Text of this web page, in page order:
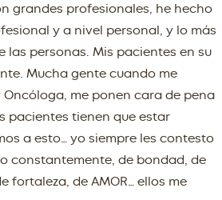
grandes profesionales, he hecho
y a nivel personal, y lo más
personas. Mis pacientes en su
Mucha gente cuando me
me ponen cara de pena
pacientes tienen que estar
a esto… yo siempre les contesto
constantemente, de bondad, de
fortaleza, de AMOR… ellos me